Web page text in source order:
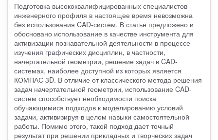
Подготовка высококвалифицированных специалистов
инженерного профиля в настоящее время невозможна
без использования CAD-систем. В статье предложено и
обосновано использование в качестве инструмента для
активизации познавательной деятельности в процессе
изучения графических дисциплин, в частности,
начертательной геометрии, решение задач в CAD-
системах, наиболее доступной из которых является
КОМПАС 3D. В отличие от классического метода решения
задач начертательной геометрии, использование CAD-
систем способствует необходимости поиска
обучающимися подходов к моделированию условий
задачи, активизируя в целом навыки самостоятельной
работы. Помимо этого, такой подход дает точный
результат при решении прикладных и творческих задач